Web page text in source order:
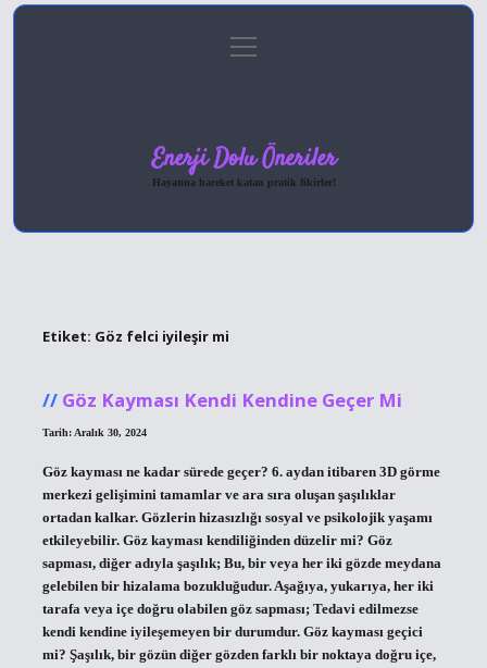
Gizlilik Politikası
menüyü
aç
Enerji Dolu Öneriler
Hayatına hareket katan pratik fikirler!
Etiket: Göz felci iyileşir mi
Göz Kayması Kendi Kendine Geçer Mi
Tarih: Aralık 30, 2024
Göz kayması ne kadar sürede geçer? 6. aydan itibaren 3D görme
merkezi gelişimini tamamlar ve ara sıra oluşan şaşılıklar
ortadan kalkar. Gözlerin hizasızlığı sosyal ve psikolojik yaşamı
etkileyebilir. Göz kayması kendiliğinden düzelir mi? Göz
sapması, diğer adıyla şaşılık; Bu, bir veya her iki gözde meydana
gelebilen bir hizalama bozukluğudur. Aşağıya, yukarıya, her iki
tarafa veya içe doğru olabilen göz sapması; Tedavi edilmezse
kendi kendine iyileşemeyen bir durumdur. Göz kayması geçici
mi? Şaşılık, bir gözün diğer gözden farklı bir noktaya doğru içe,